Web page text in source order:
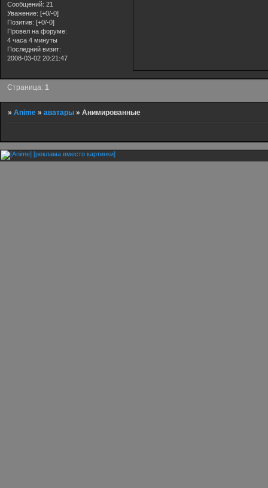
Сообщений: 21
Уважение: [+0/-0]
Позитив: [+0/-0]
Провел на форуме:
4 часа 4 минуты
Последний визит:
2008-03-02 20:21:47
Страница: 1
»Anime »аватары »Анимированные
[реклама вместо картинки]